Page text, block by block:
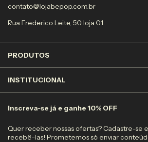
contato@lojabepop.com.br
Rua Frederico Leite, 50 loja 01
PRODUTOS
INSTITUCIONAL
Inscreva-se já e ganhe 10% OFF
Quer receber nossas ofertas? Cadastre-se
recebê-las! Prometemos só enviar